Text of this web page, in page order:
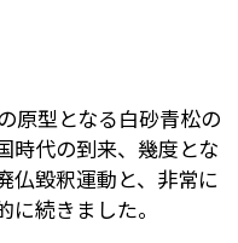
原型となる白砂青松の
時代の到来、幾度とな
仏毀釈運動と、非常に
続きました。